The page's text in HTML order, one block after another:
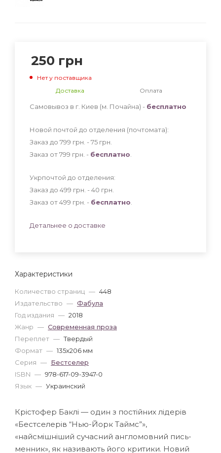
Характеристики
Количество страниц — 448
Издательство — Фабула
Год издания — 2018
Жанр — Современная проза
Переплет — Твердый
Формат — 135x206 мм
Серия — Бестселер
ISBN — 978-617-09-3947-0
Язык — Украинский
250 грн
Нет у поставщика
Доставка
Оплата
Самовывоз в г. Киев (м. Почайна) - бесплатно
Новой почтой до отделения (почтомата):
Заказ до 799 грн. - 75 грн
Заказ от 799 грн. - бесплатно
Укрпочтой до отделения:
Заказ до 499 грн. - 40 грн
Заказ от 499 грн. - бесплатно
Детальнее о доставке
Крістофер Баклі — один з постійних лідерів
«Бестселерів “Нью-Йорк Таймс”»,
«найсмішніший сучасний англомовний пись-
менник», як називають його критики. Новий